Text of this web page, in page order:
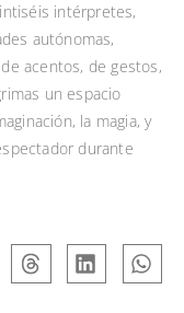
intérpretes,
autónomas,
acentos, de gestos,
un espacio
la magia, y
durante